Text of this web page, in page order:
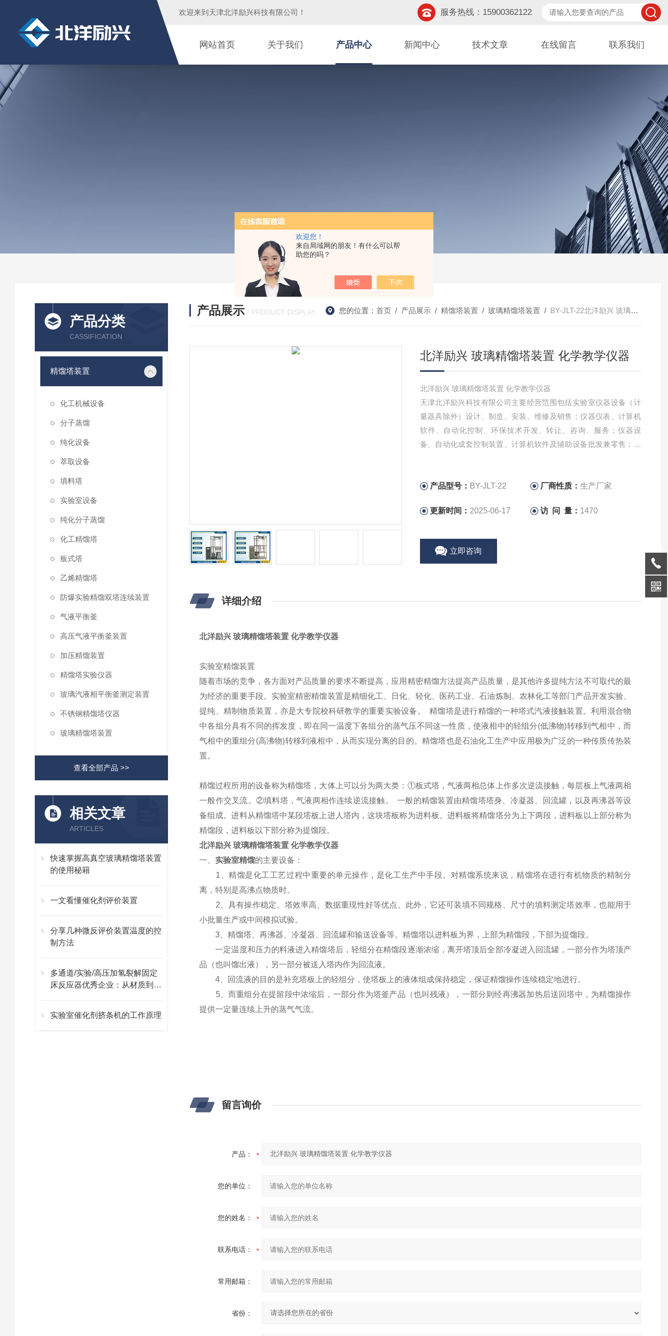
欢迎您！
来自局域网的朋友！有什么可以帮
助您的吗？
欢迎来到 天津北洋励兴科技有限公司 ！ 服务热线：15900362122
网站首页 关于我们 产品中心 新闻中心 技术文章 在线留言 联系我们
产品分类
CASSIFICATION
精馏塔装置
化工机械设备
分子蒸馏
纯化设备
萃取设备
填料塔
实验室设备
纯化分子蒸馏
化工精馏塔
板式塔
乙烯精馏塔
防爆实验精馏双塔连续装置
气液平衡釜
高压气液平衡釜装置
加压精馏装置
精馏塔实验仪器
玻璃汽液相平衡釜测定装置
不锈钢精馏塔仪器
玻璃精馏塔装置
查看全部产品 >>
相关文章
ARTICLES
快速掌握高真空玻璃精馏塔装置
的使用秘籍
一文看懂催化剂评价装置
分享几种微反评价装置温度的控
制方法
多通道/实验/高压加氢裂解固定
床反应器优秀企业：从材质到控
实验室催化剂挤条机的工作原理
产品展示 / PRODUCT DISPLAY 您的位置： 首页/ 产品展示/ 精馏塔装置 / 玻璃精馏塔装置 / BY-JLT-22北洋励兴 玻璃精馏塔装置 化学教学仪器
北洋励兴 玻璃精馏塔装置 化学教学仪器
北洋励兴 玻璃精馏塔装置 化学教学仪器
天津北洋励兴科技有限公司主要经营范围包括实验室仪器设备（计
量器具除外）设计、制造、安装、维修及销售；仪器仪表、计算机
软件、自动化控制、环保技术开发、转让、咨询、服务；仪器设
备、自动化成套控制装置、计算机软件及辅助设备批发兼零售；货
产品型号： BY-JLT-22 厂商性质：生产厂家
更新时间： 2025-06-17 访 问 量： 1470
立即咨询
详细介绍
北洋励兴 玻璃精馏塔装置 化学教学仪器
实验室精馏装置
随着市场的竞争，各方面对产品质量的要求不断提高，应用精密精馏方法提高产品质量，是其他许多提纯方法不可取代的最
为经济的重要手段。实验室精密精馏装置是精细化工、日化、轻化、医药工业、石油炼制、农林化工等部门产品开发实验、
提纯、精制物质装置，亦是大专院校科研教学的重要实验设备。
精馏塔是进行精馏的一种塔式汽液接触装置。利用混合物
中各组分具有不同的挥发度，即在同一温度下各组分的蒸气压不同这一性质，使液相中的轻组分(低沸物)转移到气相中，而
气相中的重组分(高沸物)转移到液相中，从而实现分离的目的。精馏塔也是石油化工生产中应用极为广泛的一种传质传热装
置。
精馏过程所用的设备称为精馏塔，大体上可以分为两大类： ①板式塔，气液两相总体上作多次逆流接触，每层板上气液两相
一般作交叉流。②填料塔，气液两相作连续逆流接触。 一般的精馏装置由精馏塔塔身、冷凝器、回流罐，以及再沸器等设
备组成。进料从精馏塔中某段塔板上进人塔内，这块塔板称为进料板。进料板将精馏塔分为上下两段，进料板以上部分称为
精馏段，进料板以下部分称为提馏段。
北洋励兴 玻璃精馏塔装置 化学教学仪器
一、 实验室精馏的主要设备：
1、精馏是化工工艺过程中重要的单元操作，是化工生产中手段。对精馏系统来说，精馏塔在进行有机物质的精制分
离，特别是高沸点物质时。
2、具有操作稳定、塔效率高、数据重现性好等优点。此外，它还可装填不同规格、尺寸的填料测定塔效率，也能用于
小批量生产或中间模拟试验。
3、精馏塔、再沸器、冷凝器、回流罐和输送设备等。精馏塔以进料板为界，上部为精馏段，下部为提馏段。
一定温度和压力的料液进入精馏塔后，轻组分在精馏段逐渐浓缩，离开塔顶后全部冷凝进入回流罐，一部分作为塔顶产
品（也叫馏出液），另一部分被送入塔内作为回流液。
4、回流液的目的是补充塔板上的轻组分，使塔板上的液体组成保持稳定，保证精馏操作连续稳定地进行。
5、而重组分在提留段中浓缩后，一部分作为塔釜产品（也叫残液），一部分则经再沸器加热后送回塔中，为精馏操作
提供一定量连续上升的蒸气气流。
留言询价
产品：
您的单位：
您的姓名：
联系电话：
常用邮箱：
省份：